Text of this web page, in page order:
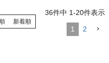
新着順
36件中 1-20件表示
1 2